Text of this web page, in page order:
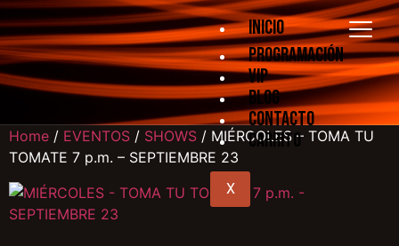
Inicio
Programación
VIP
Blog
Contacto
Carrito
X
Home / EVENTOS / SHOWS / MIÉRCOLES – TOMA TU
TOMATE 7 p.m. – SEPTIEMBRE 23